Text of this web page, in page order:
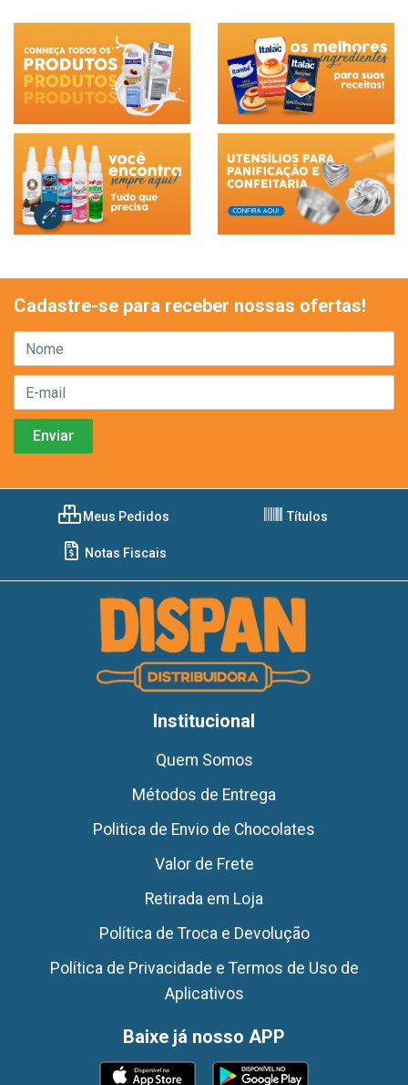
Cadastre-se para receber nossas ofertas!
Meus Pedidos Títulos
Notas Fiscais
Institucional
Quem Somos
Métodos de Entrega
Politica de Envio de Chocolates
Valor de Frete
Retirada em Loja
Política de Troca e Devolução
Política de Privacidade e Termos de Uso de
Aplicativos
Baixe já nosso APP